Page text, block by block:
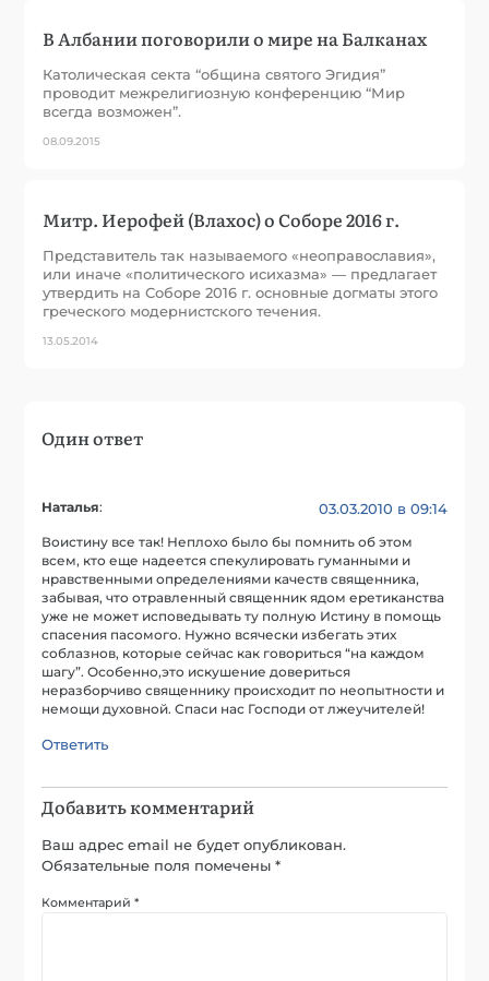
В Албании поговорили о мире на Балканах
Католическая секта “община святого Эгидия”
проводит межрелигиозную конференцию “Мир
всегда возможен”.
08.09.2015
Митр. Иерофей (Влахос) о Соборе 2016 г.
Представитель так называемого «неоправославия»,
или иначе «политического исихазма» — предлагает
утвердить на Соборе 2016 г. основные догматы этого
греческого модернистского течения.
13.05.2014
Один ответ
Наталья: 03.03.2010 в 09:14
Воистину все так! Неплохо было бы помнить об этом
всем, кто еще надеется спекулировать гуманными и
нравственными определениями качеств священника,
забывая, что отравленный священник ядом еретиканства
уже не может исповедывать ту полную Истину в помощь
спасения пасомого. Нужно всячески избегать этих
соблазнов, которые сейчас как говориться “на каждом
шагу”. Особенно,это искушение довериться
неразборчиво священнику происходит по неопытности и
немощи духовной. Спаси нас Господи от лжеучителей!
Ответить
Добавить комментарий
Ваш адрес email не будет опубликован.
Обязательные поля помечены*
Комментарий*